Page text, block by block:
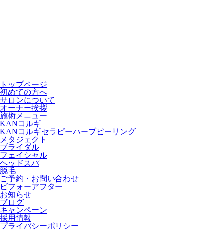
トップページ
初めての方へ
サロンについて
オーナー挨拶
施術メニュー
KANコルギ
KANコルギセラピーハーブピーリング
メタジェクト
ブライダル
フェイシャル
ヘッドスパ
脱毛
ご予約・お問い合わせ
ビフォーアフター
お知らせ
ブログ
キャンペーン
採用情報
プライバシーポリシー